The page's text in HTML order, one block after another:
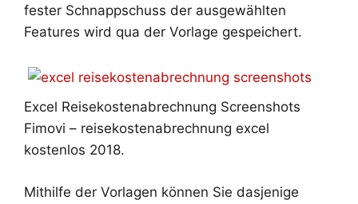
fester Schnappschuss der ausgewählten
Features wird qua der Vorlage gespeichert.
Excel Reisekostenabrechnung Screenshots
Fimovi – reisekostenabrechnung excel
kostenlos 2018.
Mithilfe der Vorlagen können Sie dasjenige